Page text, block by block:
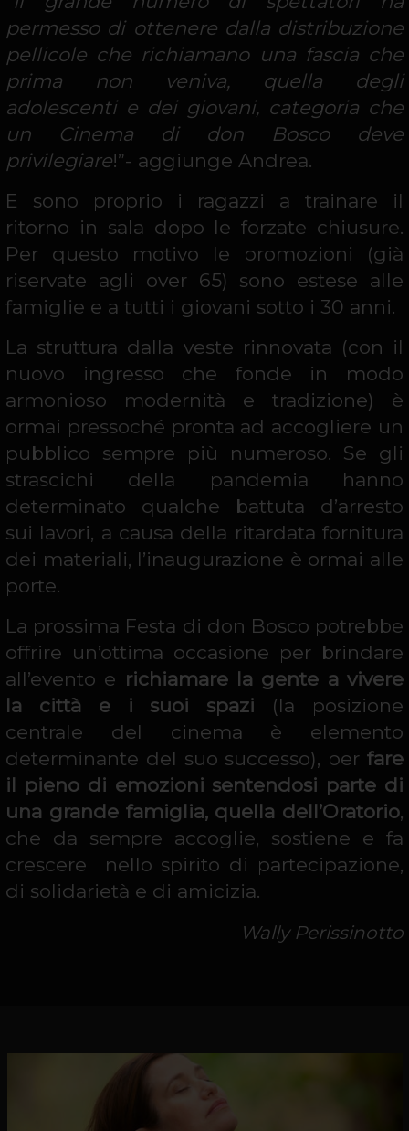
permesso di ottenere dalla distribuzione
pellicole che richiamano una fascia che
prima non veniva, quella degli
adolescenti e dei giovani, categoria che
un Cinema di don Bosco deve
privilegiare!”- aggiunge Andrea.
E sono proprio i ragazzi a trainare il
ritorno in sala dopo le forzate chiusure.
Per questo motivo le promozioni (già
riservate agli over 65) sono estese alle
famiglie e a tutti i giovani sotto i 30 anni.
La struttura dalla veste rinnovata (con il
nuovo ingresso che fonde in modo
armonioso modernità e tradizione) è
ormai pressoché pronta ad accogliere un
pubblico sempre più numeroso. Se gli
strascichi della pandemia hanno
determinato qualche battuta d’arresto
sui lavori, a causa della ritardata fornitura
dei materiali, l’inaugurazione è ormai alle
porte.
La prossima Festa di don Bosco potrebbe
offrire un’ottima occasione per brindare
all’evento e richiamare la gente a vivere
la città e i suoi spazi (la posizione
centrale del cinema è elemento
determinante del suo successo), per fare
il pieno di emozioni sentendosi parte di
una grande famiglia, quella dell’Oratorio,
che da sempre accoglie, sostiene e fa
crescere nello spirito di partecipazione,
di solidarietà e di amicizia.
Wally Perissinotto